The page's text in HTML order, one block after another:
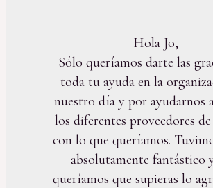
Hola Jo,
Sólo queríamos darte las
toda tu ayuda en la
nuestro día y por ayudarnos
los diferentes proveedores
con lo que queríamos.
absolutamente fantástico
queríamos que supieras lo